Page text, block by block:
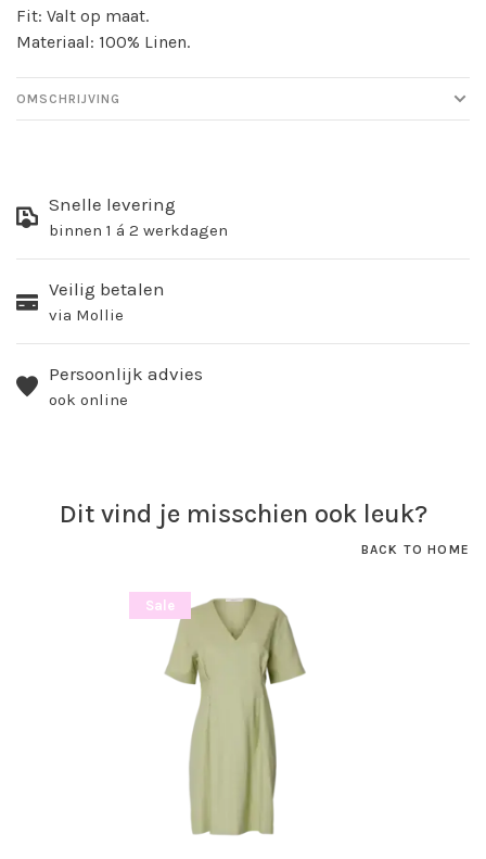
Fit: Valt op maat.
Materiaal: 100% Linen.
OMSCHRIJVING
Snelle levering
binnen 1 á 2 werkdagen
Veilig betalen
via Mollie
Persoonlijk advies
ook online
Dit vind je misschien ook leuk?
BACK TO HOME
Sale